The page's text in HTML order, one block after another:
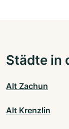
Städte in
Alt Zachun
Alt Krenzlin